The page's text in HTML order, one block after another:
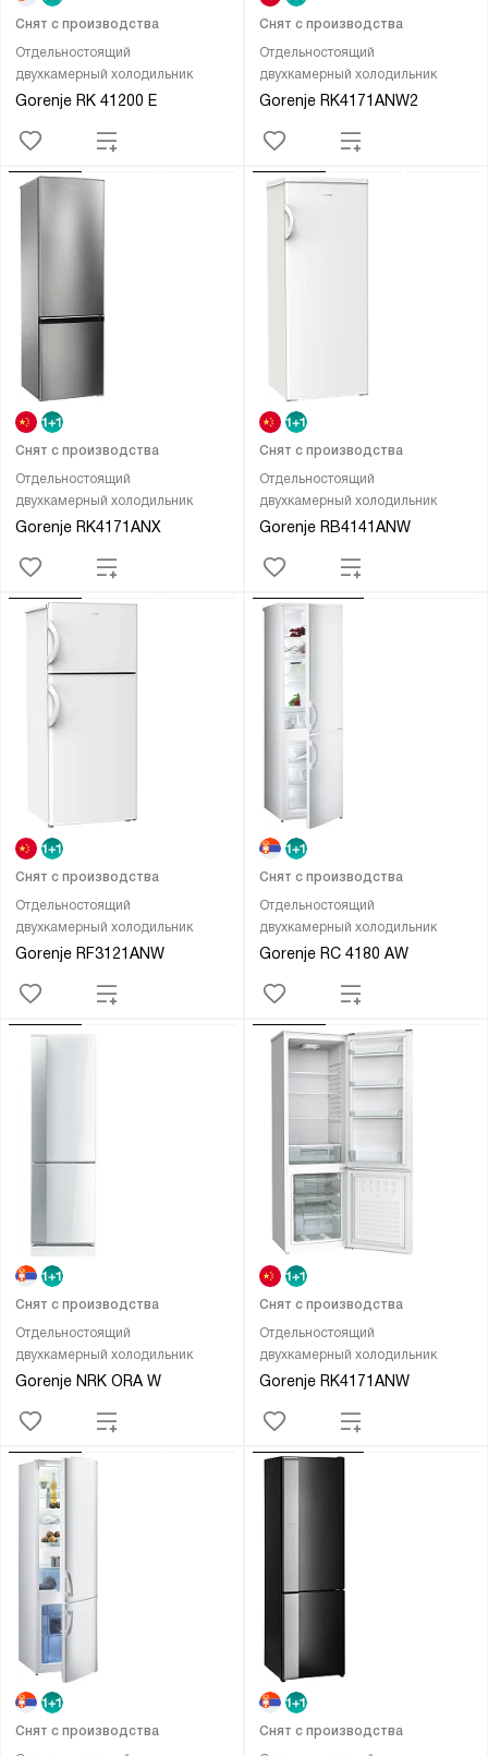
Отдельностоящий
двухкамерный холодильник
Gorenje RK 41200 E
Снят с производства
Отдельностоящий
двухкамерный холодильник
Gorenje RK4171ANW2
Снят с производства
Отдельностоящий
двухкамерный холодильник
Gorenje RK4171ANX
Снят с производства
Отдельностоящий
двухкамерный холодильник
Gorenje RB4141ANW
Снят с производства
Отдельностоящий
двухкамерный холодильник
Gorenje RF3121ANW
Снят с производства
Отдельностоящий
двухкамерный холодильник
Gorenje RC 4180 AW
Снят с производства
Отдельностоящий
двухкамерный холодильник
Gorenje NRK ORA W
Снят с производства
Отдельностоящий
двухкамерный холодильник
Gorenje RK4171ANW
Снят с производства
Снят с производства
Снят с производства